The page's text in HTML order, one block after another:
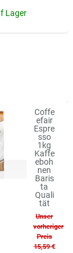
Lager
Coffe
efair
Espre
sso
1kg
Kaffe
eboh
nen
Baris
ta
Quali
tät
Unser
vorheriger
Preis
15,59 €